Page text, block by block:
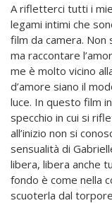
A rifletterci tutti i
legami intimi che
film da camera. Non
ma raccontare
me è molto vicino
d’amore siano il
luce. In questo film
specchio in cui si
all’inizio non si
sensualità di
libera, libera anche
fondo è come nella
scuoterla dal